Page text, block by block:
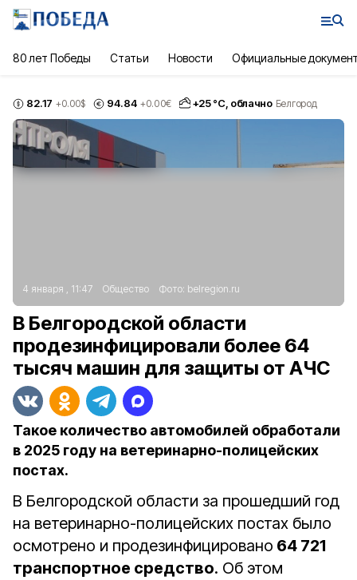
80 лет Победы Статьи Новости Официальные
82.17 +0.00$ 94.84 +0.00€ +25°С, облачно Белгород
4 января , 11:47 Общество Фото: belregion.ru
В Белгородской области
продезинфицировали более 64
тысяч машин для защиты от АЧС
Такое количество автомобилей обработали
в 2025 году на ветеринарно-полицейских
постах.
В Белгородской области за прошедший год
на ветеринарно-полицейских постах было
осмотрено и продезинфицировано 64 721
транспортное средство. Об этом